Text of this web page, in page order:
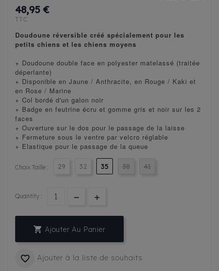
48,95 €
TTC
Doudoune réversible créé spécialement pour les
petits chiens et les chiens moyens
+ Doudoune double face en polyester matelassé (traitée
déperlante)
+ Disponible en Jaune / Anthracite, en Rouge / Kaki et
en Rose / Marine
+ Col bordé d'un galon noir
+ Badge en feutrine écru et gomme gris et noir sur les 2
faces
+ Ouverture sur le dos pour le passage de la laisse
+ Fermeture sous le ventre par velcro réglable
+ Elastique pour le passage de la queue
Choix Taille : 29 32 35 38 41
Quantity :
 Ajouter Au Panier
 Ajouter à la liste de souhaits